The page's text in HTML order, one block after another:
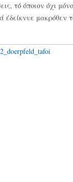
τό όποιον όχι
έδείκνυε μακρόθεν